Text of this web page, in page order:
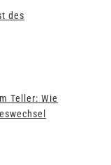
des
Teller: Wie